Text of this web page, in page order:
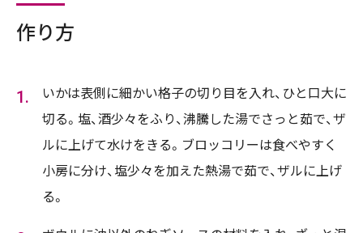
作り方
いかは表側に細かい格子の切り目を入れ、ひと口大に
切る。塩、酒少々をふり、沸騰した湯でさっと茹で、ザ
ルに上げて水けをきる。ブロッコリーは食べやすく
小房に分け、塩少々を加えた熱湯で茹で、ザルに上げ
る。